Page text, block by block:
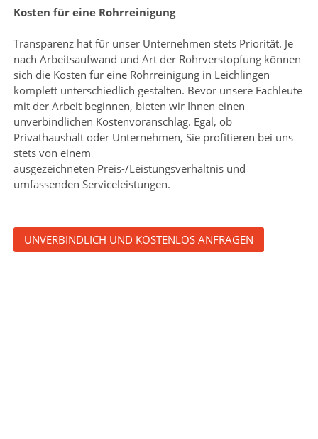
Kosten für eine Rohrreinigung
Transparenz hat für unser Unternehmen stets Priorität. Je
nach Arbeitsaufwand und Art der Rohrverstopfung können
sich die Kosten für eine Rohrreinigung in Leichlingen
komplett unterschiedlich gestalten. Bevor unsere Fachleute
mit der Arbeit beginnen, bieten wir Ihnen einen
unverbindlichen Kostenvoranschlag. Egal, ob
Privathaushalt oder Unternehmen, Sie profitieren bei uns
stets von einem
ausgezeichneten Preis-/Leistungsverhältnisund
umfassenden Serviceleistungen.
UNVERBINDLICH UND KOSTENLOS ANFRAGEN